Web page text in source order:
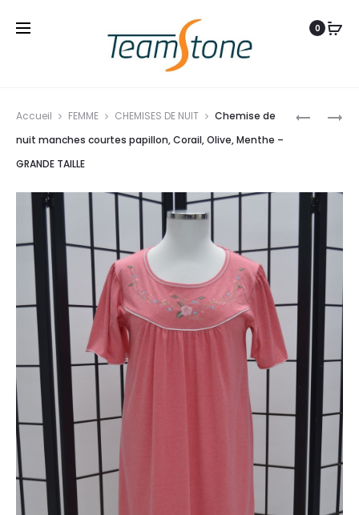
0
CHEMISE
BLANC/
CHEMISE
COURTES
MENTHE,
ROSE
GRANDE
TAILLE
Accueil FEMME CHEMISES DE NUIT
Chemise de
nuit manches courtes papillon, Corail, Olive, Menthe –
GRANDE TAILLE